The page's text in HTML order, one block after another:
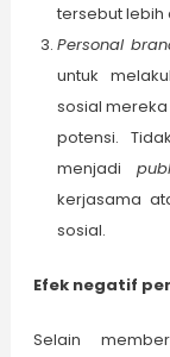
tersebut lebih
Personal
untuk
sosial
potensi.
menjadi
kerjasama
sosial.
Efek negatif
Selain